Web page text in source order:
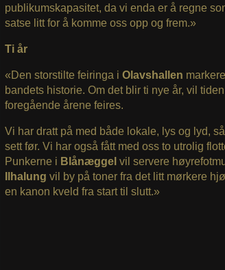
publikumskapasitet, da vi enda er å regne
satse litt for å komme oss opp og frem.»
Ti år
«Den storstilte feiringa i Olavshallen
bandets historie. Om det blir ti nye år, vil
foregående årene feires.
Vi har dratt på med både lokale, lys og lyd,
sett før. Vi har også fått med oss to utrolig
Punkerne i Blånæggel vil servere
Ilhalung vil by på toner fra det litt mørkere
en kanon kveld fra start til slutt.»